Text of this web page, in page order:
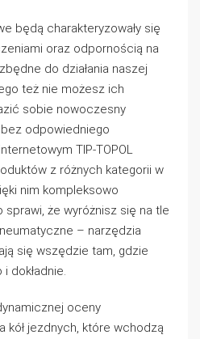
będą charakteryzowały się
oraz odpornością na
do działania naszej
też nie możesz ich
sobie nowoczesny
odpowiedniego
TIP-TOPOL
z różnych kategorii w
nim kompleksowo
że wyróżnisz się na tle
– narzędzia
się wszędzie tam, gdzie
dokładnie.
oceny
kół jezdnych, które wchodzą